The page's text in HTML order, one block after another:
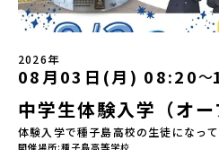
開催しました。中学生一人での参加
なる「安全面」や「事務局のサポー
しています。ぜひ、ご自宅からお気
イブ動画を視聴する]YouTube：
https://youtu.be/Yt8nd04aNgA?
si=e5erbspvwz5O8_uF【STEP 2】
「有田町」の内容を具体的に深掘り
うえで、「有田町では具体的に何を
「二風谷（にぶたに）コタン」へ出
どを体感することができます。ぜひ
生との特別な交流この旅の大きな魅
輩たちと過ごす時間です。 ただ校舎
高校生が自ら企画したアクティビテ
と本音で交流することができます。
がら町の歴史や「生き方」を学ぶこ
く大自然を肌で感じてみませんか？
になる。いつか留学してみたい！」
もっとひらきたい！ 」「自然が好きでもっと触れてあそびたい！」
そんな中学生のみなさんにおすすめ
は、日本全国約200の高校と連携し
る「地域みらい留学」をプチ体験で
のひとり旅でも安心！現地でもスタ
します。今回のフィールドは「北海
2026年
08月03日(月) 08:20〜
中学生体験入学（オー
体験入学で種子島高校の生徒になっ
開催場所 種子島高等学校